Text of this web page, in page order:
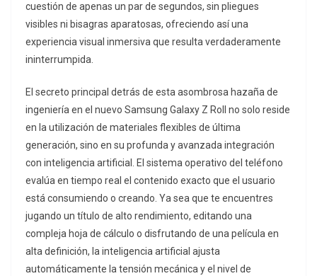
cuestión de apenas un par de segundos, sin pliegues
visibles ni bisagras aparatosas, ofreciendo así una
experiencia visual inmersiva que resulta verdaderamente
ininterrumpida.
El secreto principal detrás de esta asombrosa hazaña de
ingeniería en el nuevo Samsung Galaxy Z Roll no solo reside
en la utilización de materiales flexibles de última
generación, sino en su profunda y avanzada integración
con inteligencia artificial. El sistema operativo del teléfono
evalúa en tiempo real el contenido exacto que el usuario
está consumiendo o creando. Ya sea que te encuentres
jugando un título de alto rendimiento, editando una
compleja hoja de cálculo o disfrutando de una película en
alta definición, la inteligencia artificial ajusta
automáticamente la tensión mecánica y el nivel de